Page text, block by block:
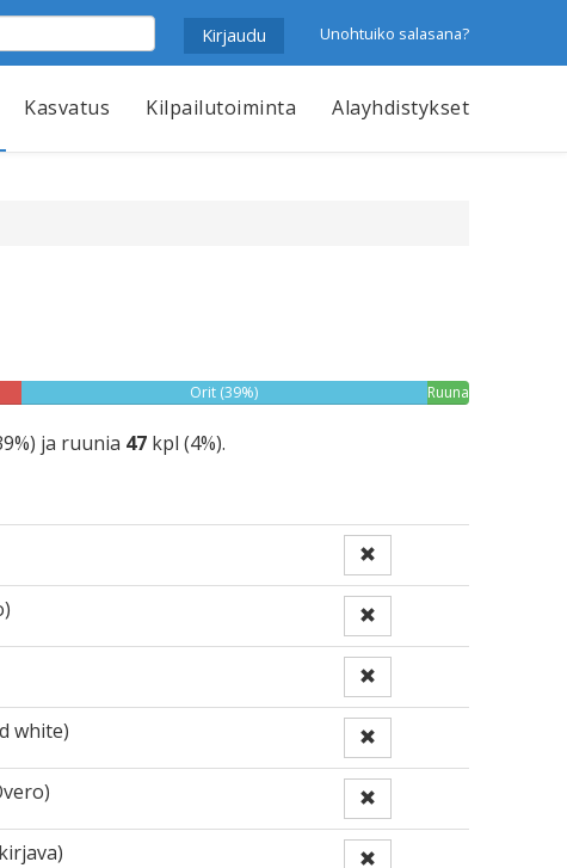
Unohtuiko salasana?
Kasvatus Kilpailutoiminta Alayhdistykset
Orit (39%)
Ruunat
ja ruunia 47kpl (4%).
white)